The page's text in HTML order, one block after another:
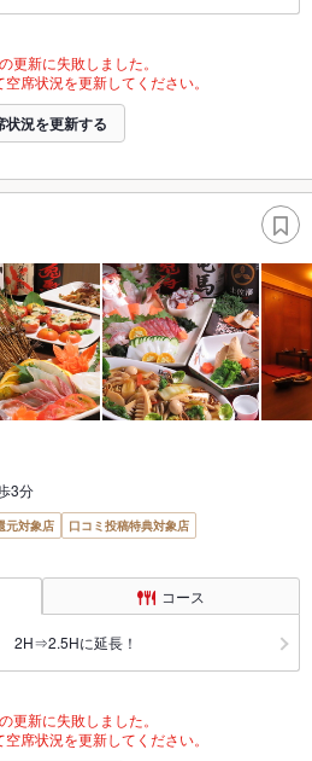
更新に失敗しました。
席状況を更新してください。
状況を更新する
3分
元対象店
口コミ投稿特典対象店
コース
2H⇒2.5Hに延長！
更新に失敗しました。
席状況を更新してください。